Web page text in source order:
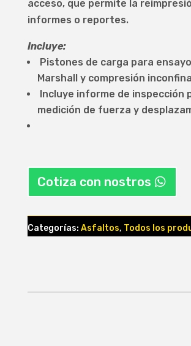
acceso, que permite la
informes o reportes.
Incluye:
Pistones de carga para
Marshall y compresión
Incluye informe de inspección
medición de fuerza y
Cotiza con nostros
Categorías: Asfaltos, Todos los